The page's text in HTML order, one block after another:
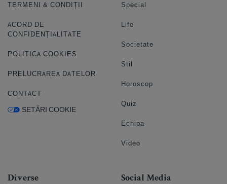
TERMENI & CONDIȚII
ACORD DE
CONFIDENȚIALITATE
POLITICA COOKIES
PRELUCRAREA DATELOR
CONTACT
SETĂRI COOKIE
Special
Life
Societate
Stil
Horoscop
Quiz
Echipa
Video
Diverse Social Media